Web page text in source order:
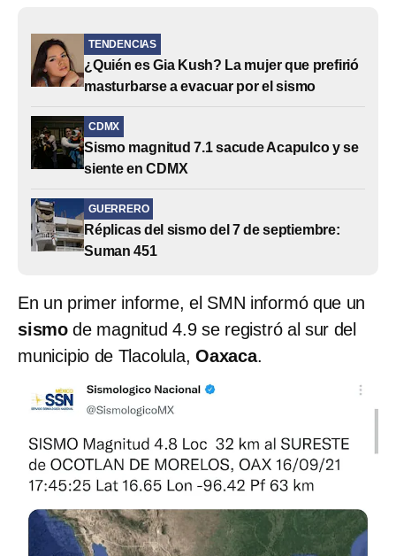
TENDENCIAS
¿Quién es Gia Kush? La mujer que prefirió
masturbarse a evacuar por el sismo
CDMX
Sismo magnitud 7.1 sacude Acapulco y se
siente en CDMX
GUERRERO
Réplicas del sismo del 7 de septiembre:
Suman 451
En un primer informe, el SMN informó que un
sismode magnitud 4.9 se registró al sur del
municipio de Tlacolula,Oaxaca.